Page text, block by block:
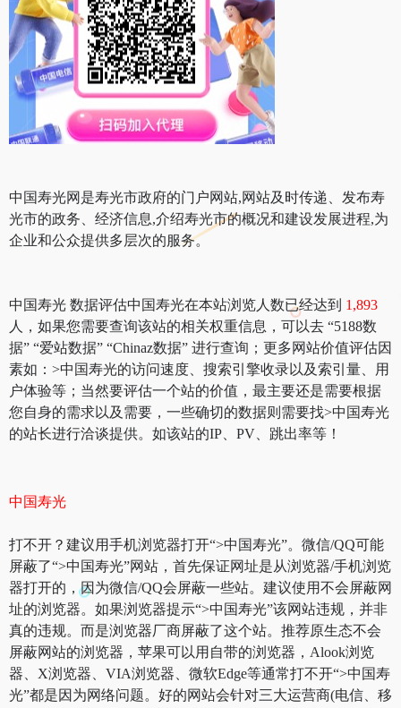
中国寿光网是寿光市政府的门户网站,网站及时传递、发布寿
光市的政务、经济信息,介绍寿光市的概况和建设发展进程,为
企业和公众提供多层次的服务。
中国寿光 数据评估中国寿光在本站浏览人数已经达到 1,893
人，如果您需要查询该站的相关权重信息，可以去 “5188数
据” “爱站数据” “Chinaz数据” 进行查询；更多网站价值评估因
素如：>中国寿光的访问速度、搜索引擎收录以及索引量、用
户体验等；当然要评估一个站的价值，最主要还是需要根据
您自身的需求以及需要，一些确切的数据则需要找>中国寿光
的站长进行洽谈提供。如该站的IP、PV、跳出率等！
中国寿光
打不开？建议用手机浏览器打开“>中国寿光”。微信/QQ可能
屏蔽了“>中国寿光”网站，首先保证网址是从浏览器/手机浏览
器打开的，因为微信/QQ会屏蔽一些站。建议使用不会屏蔽网
址的浏览器。如果浏览器提示“>中国寿光”该网站违规，并非
真的违规。而是浏览器厂商屏蔽了这个站。推荐原生态不会
屏蔽网站的浏览器，苹果可以用自带的浏览器，Alook浏览
器、X浏览器、VIA浏览器、微软Edge等通常打不开“>中国寿
光”都是因为网络问题。好的网站会针对三大运营商(电信、移